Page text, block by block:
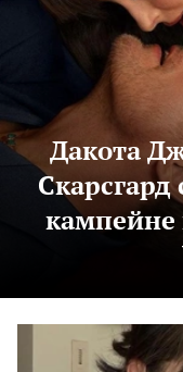
Дакота
Скарсгард